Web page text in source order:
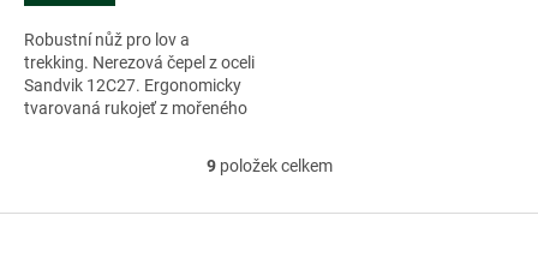
Robustní nůž pro lov a
trekking. Nerezová čepel z oceli
Sandvik 12C27. Ergonomicky
tvarovaná rukojeť z mořeného
O
l
9položek celkem
Z